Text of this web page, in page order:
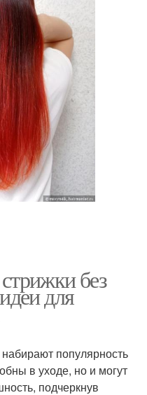
без
для
популярность
в уходе, но и могут
подчеркнув